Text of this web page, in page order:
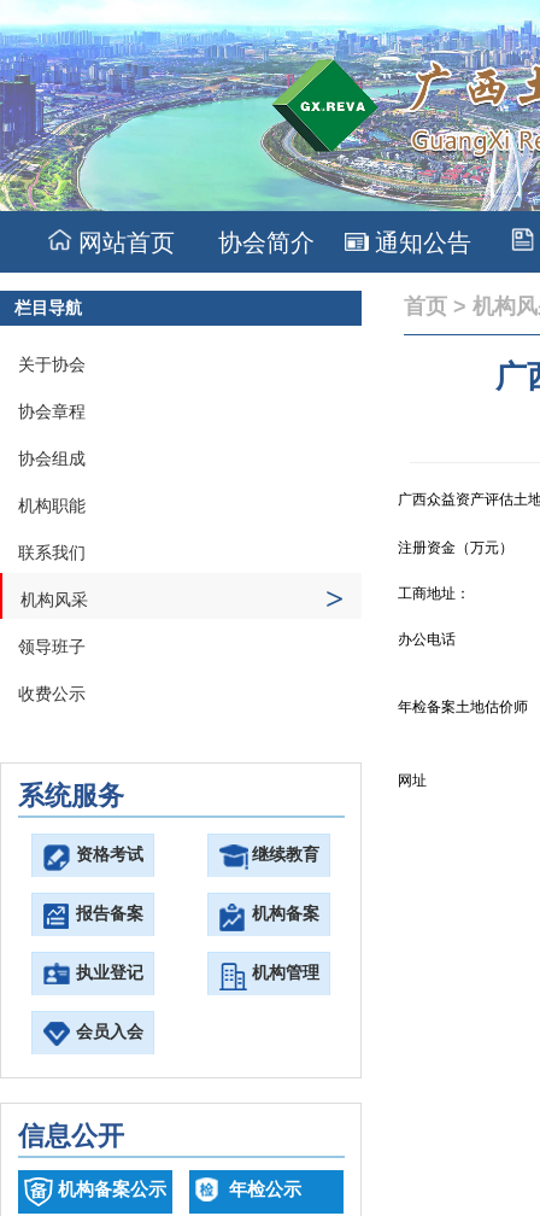
网站首页 协会简介 通知公告
栏目导航
关于协会
协会章程
协会组成
机构职能
联系我们
机构风采 >
领导班子
收费公示
系统服务
资格考试 继续教育
报告备案 机构备案
执业登记 机构管理
会员入会
信息公开
机构备案公示 年检公示
首页 > 机构
广
广西众益资产评估土
注册资金（万元）
工商地址：
办公电话
年检备案土地估价师
网址